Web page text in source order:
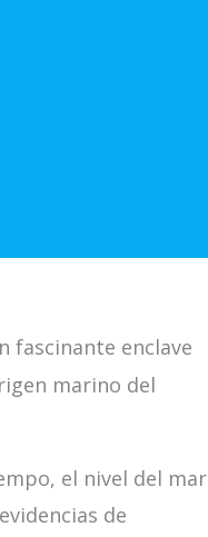
fascinante enclave
marino del
el nivel del mar
de